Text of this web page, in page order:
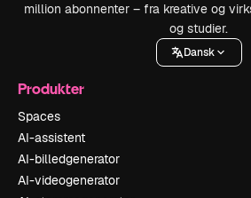
million abonnenter – fra kreative og
og studier.
Dansk
Produkter
Spaces
AI-assistent
AI-billedgenerator
AI-videogenerator